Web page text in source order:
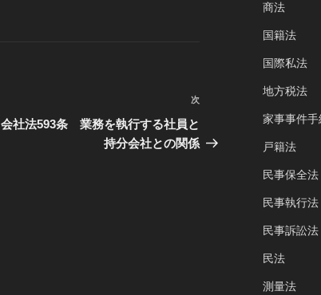
投
次
会社法593条 業務を執行する社員と
持分会社との関係
商法
国籍法
国際私法
地方税法
家事事件手
戸籍法
民事保全法
民事執行法
民事訴訟法
民法
測量法